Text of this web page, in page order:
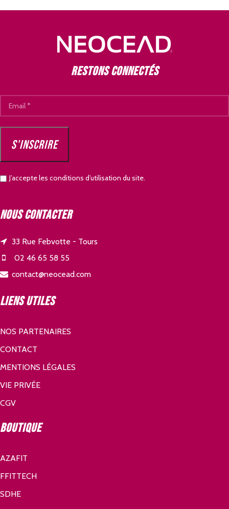
Restons connectés
J’accepte les conditions d’utilisation du site.
Nous contacter
33 Rue Febvotte - Tours
02 46 65 58 55
contact@neocead.com
Liens utiles
NOS PARTENAIRES
CONTACT
MENTIONS LÉGALES
VIE PRIVÉE
CGV
Boutique
AZAFIT
FFITTECH
SDHE